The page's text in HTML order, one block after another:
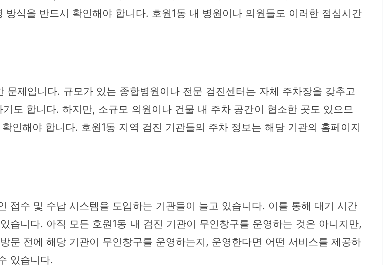
식을 반드시 확인해야 합니다. 호원1동 내 병원이나 의원들도 이러한 점심시간
제입니다. 규모가 있는 종합병원이나 전문 검진센터는 자체 주차장을 갖추고
도 합니다. 하지만, 소규모 의원이나 건물 내 주차 공간이 협소한 곳도 있으므
인해야 합니다. 호원1동 지역 검진 기관들의 주차 정보는 해당 기관의 홈페이지
접수 및 수납 시스템을 도입하는 기관들이 늘고 있습니다. 이를 통해 대기 시간
습니다. 아직 모든 호원1동 내 검진 기관이 무인창구를 운영하는 것은 아니지만,
문 전에 해당 기관이 무인창구를 운영하는지, 운영한다면 어떤 서비스를 제공하
있습니다.